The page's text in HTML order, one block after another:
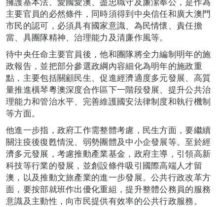
主要官員的必然條件，同時須得到中央信任和廣大澳門
市民的認可，必須具有國家意識、為民情懷、責任擔
當、具團隊精神、治理能力及清廉作風等。
待中央任命主要官員後，他和團隊將全力編制明年的施
政報告，並把部分參選政綱內容細化為明年的施政重
點，主要包括關顧民生、促進經濟適度多元發展、高質
量推進橫琴粵澳深度合作區下一階段發展、提升公共治
理能力和管治水平、完善維護國安法律制度和執行機制
等方面。
他進一步指，政府工作需整體考慮，民生方面，要繼續
關注疫後復甦情況、弱勢團體及中小企發展等。至於經
濟多元發展，考慮推動產業基金，政府主導，引領高新
科技等行業的發展，並創設條件吸引國際高端人才留
澳，以及推動文旅產業的進一步發展。公共行政改革方
面，要按部就班作出優化重組，提升整體公務員的服務
意識及主動性，向市民提供有效率的公共行政服務。